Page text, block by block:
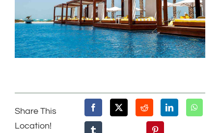
Share This
Location!